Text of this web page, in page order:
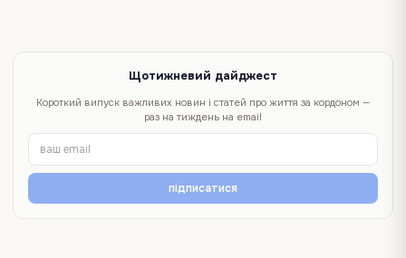
Щотижневий дайджест
Короткий випуск важливих новин і статей про життя за кордоном —
раз на тиждень на email
підписатися